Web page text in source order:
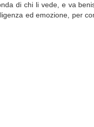
di chi li vede, e va
ed emozione, per